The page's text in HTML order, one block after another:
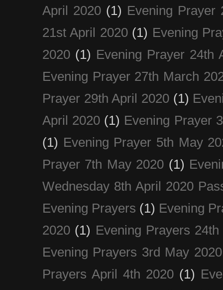
April 2020 (1) Evening Prayer
21st April 2020 (1) Evening
2020 (1) Evening Prayer 24th
Evening Prayer 27th March
Prayer 29th April 2020 (1)
April 2020 (1) Evening Prayer
(1) Evening Prayer 5th May
Prayer 7th May 2020 (1)
Wednesday 8th April 2020
Evening Prayers (1) Evening
2020 (1) Evening Prayers
Evening Prayers 3rd May 2020
Prayers April 4th 2020 (1)